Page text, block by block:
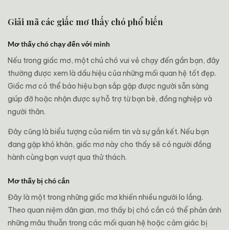
Giải mã các giấc mơ thấy chó phổ biến
Mơ thấy chó chạy đến với mình
Nếu trong giấc mơ, một chú chó vui vẻ chạy đến gần bạn, đây
thường được xem là dấu hiệu của những mối quan hệ tốt đẹp.
Giấc mơ có thể báo hiệu bạn sắp gặp được người sẵn sàng
giúp đỡ hoặc nhận được sự hỗ trợ từ bạn bè, đồng nghiệp và
người thân.
Đây cũng là biểu tượng của niềm tin và sự gắn kết. Nếu bạn
đang gặp khó khăn, giấc mơ này cho thấy sẽ có người đồng
hành cùng bạn vượt qua thử thách.
Mơ thấy bị chó cắn
Đây là một trong những giấc mơ khiến nhiều người lo lắng.
Theo quan niệm dân gian, mơ thấy bị chó cắn có thể phản ánh
những mâu thuẫn trong các mối quan hệ hoặc cảm giác bị